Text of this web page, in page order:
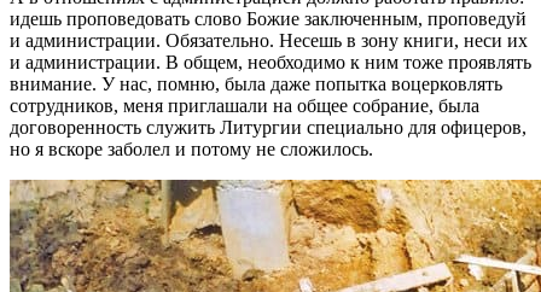
идешь проповедовать слово Божие заключенным, проповедуй
и администрации. Обязательно. Несешь в зону книги, неси их
и администрации. В общем, необходимо к ним тоже проявлять
внимание. У нас, помню, была даже попытка воцерковлять
сотрудников, меня приглашали на общее собрание, была
договоренность служить Литургии специально для офицеров,
но я вскоре заболел и потому не сложилось.